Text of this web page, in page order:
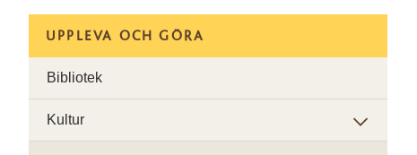
UPPLEVA OCH GÖRA
Bibliotek
Kultur